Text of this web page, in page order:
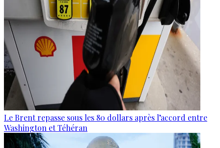
Le Brent repasse sous les 80 dollars après l’accord entre
Washington et Téhéran